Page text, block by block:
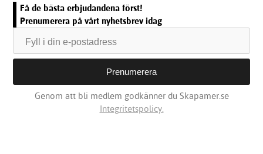
Få de bästa erbjudandena först!
Prenumerera på vårt nyhetsbrev idag
Genom att bli medlem godkänner du Skapamer.se
Integritetspolicy.